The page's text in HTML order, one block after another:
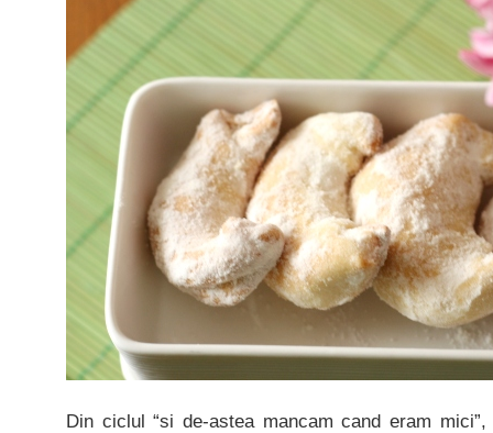
Din ciclul “si de-astea mancam cand eram